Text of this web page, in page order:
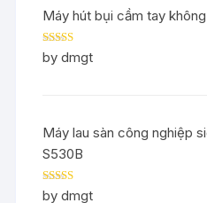
Máy hút bụi cầm tay
Rated5out
of 5
by dmgt
Máy lau sàn công nghiệp
S530B
Rated5out
by dmgt